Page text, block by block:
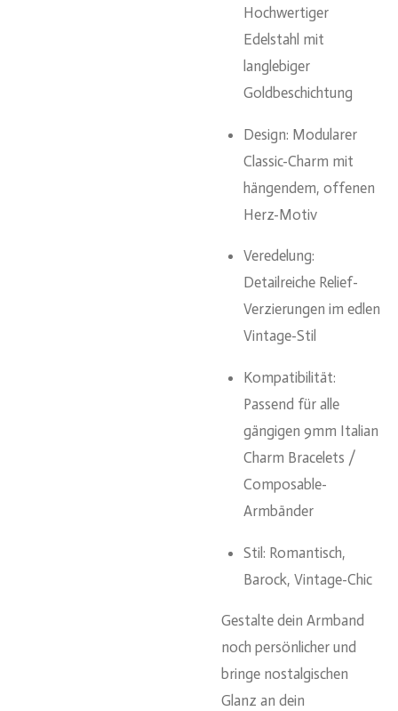
Hochwertiger
Edelstahl mit
langlebiger
Goldbeschichtung
Design: Modularer
Classic-Charm mit
hängendem, offenen
Herz-Motiv
Veredelung:
Detailreiche Relief-
Verzierungen im edlen
Vintage-Stil
Kompatibilität:
Passend für alle
gängigen 9mm Italian
Charm Bracelets /
Composable-
Armbänder
Stil: Romantisch,
Barock, Vintage-Chic
Gestalte dein Armband
noch persönlicher und
bringe nostalgischen
Glanz an dein